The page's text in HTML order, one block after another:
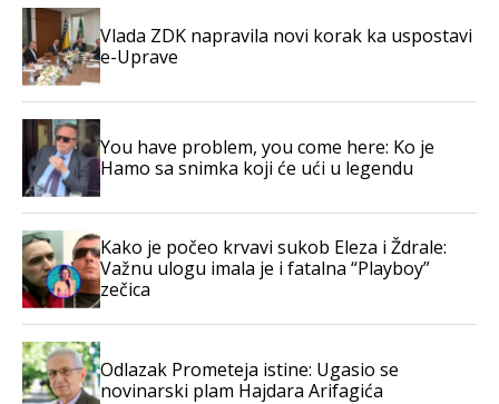
Vlada ZDK napravila novi korak ka uspostavi
e-Uprave
You have problem, you come here: Ko je
Hamo sa snimka koji će ući u legendu
Kako je počeo krvavi sukob Eleza i Ždrale:
Važnu ulogu imala je i fatalna “Playboy”
zečica
Odlazak Prometeja istine: Ugasio se
novinarski plam Hajdara Arifagića